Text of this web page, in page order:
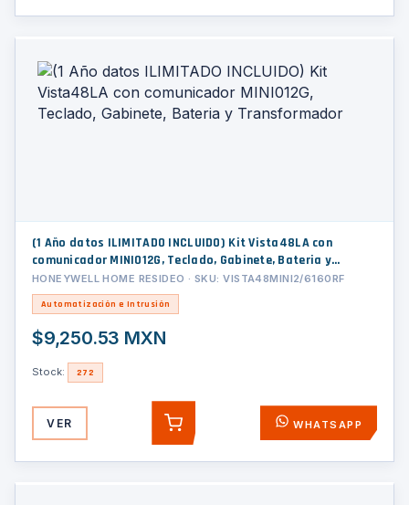
(1 Año datos ILIMITADO INCLUIDO) Kit Vista48LA con
comunicador MINI012G, Teclado, Gabinete, Bateria y
Transformador
HONEYWELL HOME RESIDEO · SKU: VISTA48MINI2/6160RF
Automatización e Intrusión
$9,250.53 MXN
Stock: 272
VER AGREGAR WHATSAPP